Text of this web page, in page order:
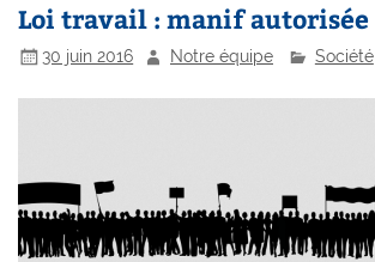
Loi travail : manif autorisée
30 juin 2016 Notre équipe Société